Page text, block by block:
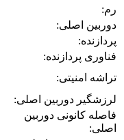
رم:
دوربین اصلی:
پردازنده:
فناوری پردازنده:
تراشه امنیتی:
لرزشگیر دوربین اصلی:
فاصله کانونی دوربین
اصلی: